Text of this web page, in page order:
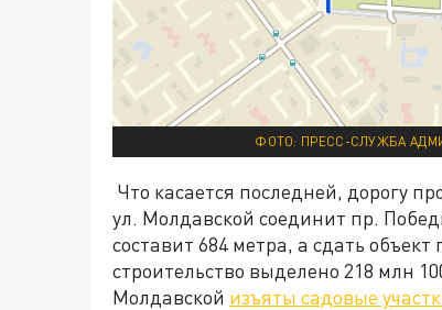
ФОТО: ПРЕСС-СЛУЖБА
Что касается последней, дорогу
ул. Молдавской соединит пр.
составит 684 метра, а сдать
строительство выделено 218 млн
Молдавской изъяты садовые